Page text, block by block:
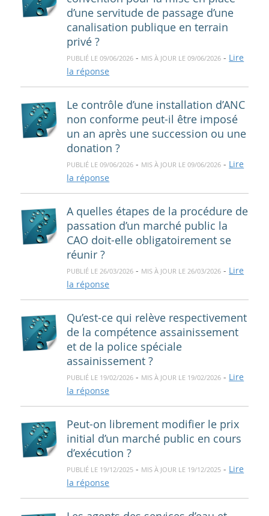
d’une servitude de passage d’une
canalisation publique en terrain
privé ?
PUBLIÉ LE 09/06/2026 - MIS À JOUR LE 09/06/2026 - Lire
la réponse
Le contrôle d’une installation d’ANC
non conforme peut-il être imposé
un an après une succession ou une
donation ?
PUBLIÉ LE 09/06/2026 - MIS À JOUR LE 09/06/2026 - Lire
la réponse
A quelles étapes de la procédure de
passation d’un marché public la
CAO doit-elle obligatoirement se
réunir ?
PUBLIÉ LE 26/03/2026 - MIS À JOUR LE 26/03/2026 - Lire
la réponse
Qu’est-ce qui relève respectivement
de la compétence assainissement
et de la police spéciale
assainissement ?
PUBLIÉ LE 19/02/2026 - MIS À JOUR LE 19/02/2026 - Lire
la réponse
Peut-on librement modifier le prix
initial d’un marché public en cours
d’exécution ?
PUBLIÉ LE 19/12/2025 - MIS À JOUR LE 19/12/2025 - Lire
la réponse